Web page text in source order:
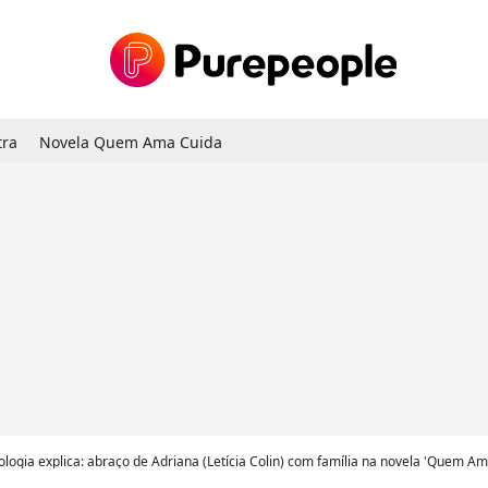
Novela Quem Ama Cuida
explica: abraço de Adriana (Letícia Colin) com família na novela 'Quem Ama Cuida', na Globo, é